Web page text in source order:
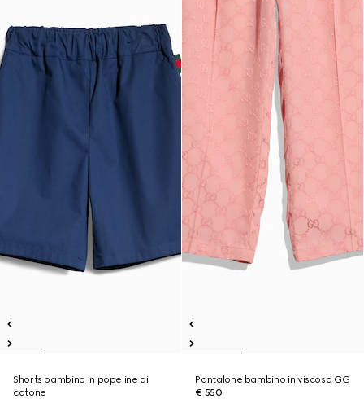
Shorts bambino in popeline di
cotone
Pantalone bambino in viscosa GG
€ 550